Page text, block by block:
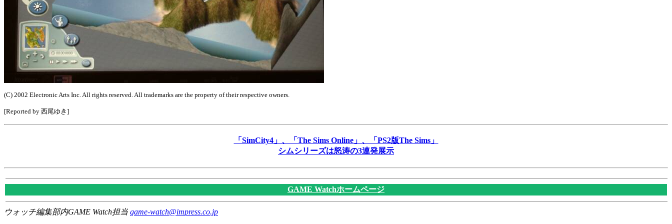
(C) 2002 Electronic Arts Inc. All rights reserved. All trademarks are the property of their respective owners.
[Reported by 西尾ゆき]
「SimCity4」、「The Sims Online」、「PS2版The Sims」
シムシリーズは怒涛の3連発展示
GAME Watchホームページ
ウォッチ編集部内GAME Watch担当 game-watch@impress.co.jp